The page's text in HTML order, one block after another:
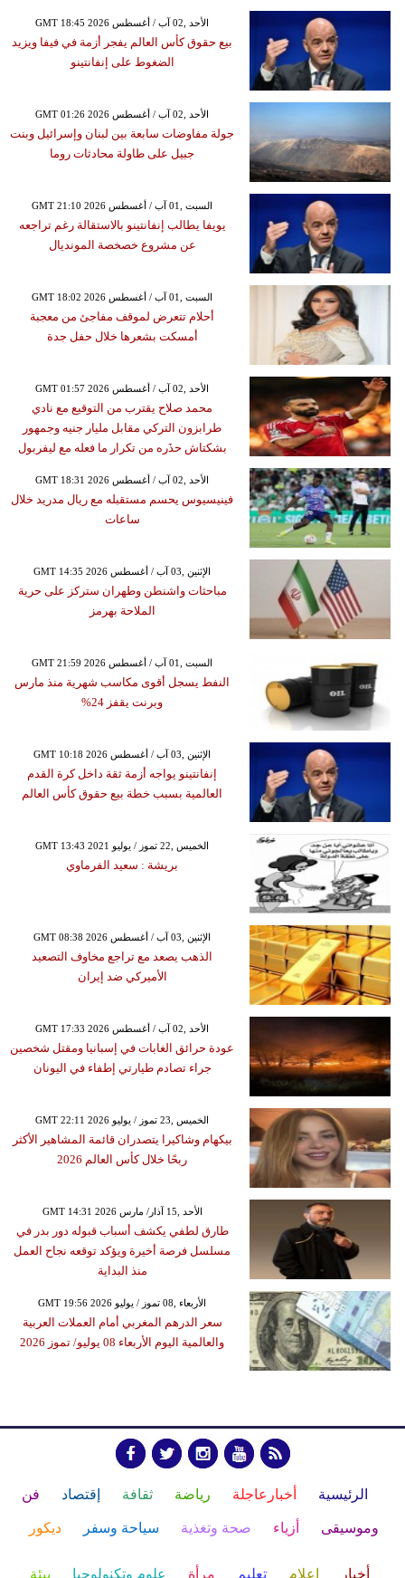
GMT 18:45 2026 الأحد ,02 آب / أغسطس
بيع حقوق كأس العالم يفجر أزمة في فيفا ويزيد
الضغوط على إنفانتينو
GMT 01:26 2026 الأحد ,02 آب / أغسطس
جولة مفاوضات سابعة بين لبنان وإسرائيل وبنت
جبيل على طاولة محادثات روما
GMT 21:10 2026 السبت ,01 آب / أغسطس
يويفا يطالب إنفانتينو بالاستقالة رغم تراجعه
عن مشروع خصخصة المونديال
GMT 18:02 2026 السبت ,01 آب / أغسطس
أحلام تتعرض لموقف مفاجئ من معجبة
أمسكت بشعرها خلال حفل جدة
GMT 01:57 2026 الأحد ,02 آب / أغسطس
محمد صلاح يقترب من التوقيع مع نادي
طرابزون التركي مقابل مليار جنيه وجمهور
بشكتاش حذَره من تكرار ما فعله مع ليفربول
GMT 18:31 2026 الأحد ,02 آب / أغسطس
فينيسيوس يحسم مستقبله مع ريال مدريد خلال
ساعات
GMT 14:35 2026 الإثنين ,03 آب / أغسطس
مباحثات واشنطن وطهران ستركز على حرية
الملاحة بهرمز
GMT 21:59 2026 السبت ,01 آب / أغسطس
النفط يسجل أقوى مكاسب شهرية منذ مارس
وبرنت يقفز 24%
GMT 10:18 2026 الإثنين ,03 آب / أغسطس
إنفانتينو يواجه أزمة ثقة داخل كرة القدم
العالمية بسبب خطة بيع حقوق كأس العالم
GMT 13:43 2021 الخميس ,22 تموز / يوليو
بريشة : سعيد الفرماوي
GMT 08:38 2026 الإثنين ,03 آب / أغسطس
الذهب يصعد مع تراجع مخاوف التصعيد
الأميركي ضد إيران
GMT 17:33 2026 الأحد ,02 آب / أغسطس
عودة حرائق الغابات في إسبانيا ومقتل شخصين
جراء تصادم طيارتي إطفاء في اليونان
GMT 22:11 2026 الخميس ,23 تموز / يوليو
بيكهام وشاكيرا يتصدران قائمة المشاهير الأكثر
ربحًا خلال كأس العالم 2026
GMT 14:31 2026 الأحد ,15 آذار/ مارس
طارق لطفي يكشف أسباب قبوله دور بدر في
مسلسل فرصة أخيرة ويؤكد توقعه نجاح العمل
منذ البداية
GMT 19:56 2026 الأربعاء ,08 تموز / يوليو
سعر الدرهم المغربي أمام العملات العربية
والعالمية اليوم الأربعاء 08 يوليو/ تموز 2026
الرئيسية أخبارعاجلة رياضة ثقافة إقتصاد فن
وموسيقى أزياء صحة وتغذية سياحة وسفر ديكور
أخبار إعلام تعليم مرأة علوم وتكنولوجيا بيئة